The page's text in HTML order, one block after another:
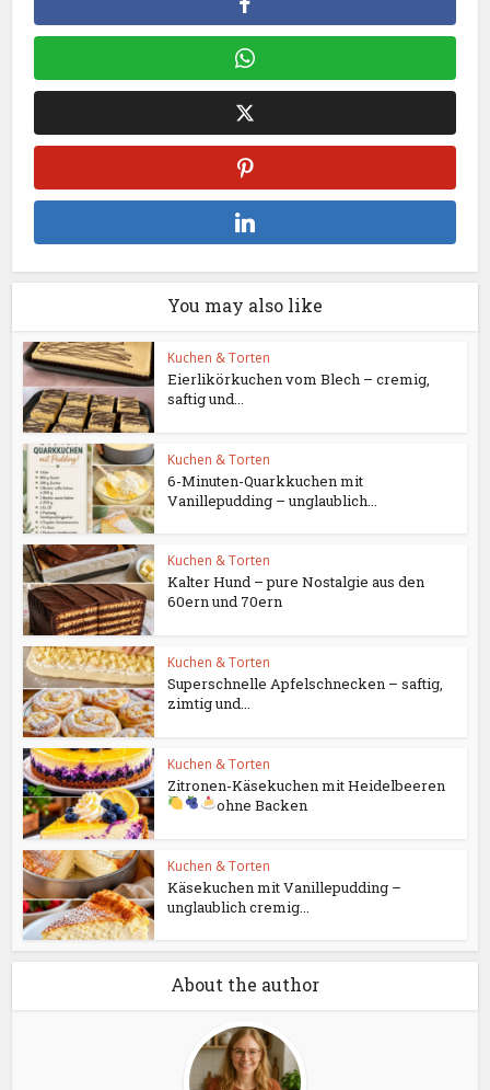
You may also like
Kuchen & Torten
Eierlikörkuchen vom Blech – cremig,
saftig und...
Kuchen & Torten
6-Minuten-Quarkkuchen mit
Vanillepudding – unglaublich...
Kuchen & Torten
Kalter Hund – pure Nostalgie aus den
60ern und 70ern
Kuchen & Torten
Superschnelle Apfelschnecken – saftig,
zimtig und...
Kuchen & Torten
Zitronen-Käsekuchen mit Heidelbeeren
ohne Backen
Kuchen & Torten
Käsekuchen mit Vanillepudding –
unglaublich cremig...
About the author